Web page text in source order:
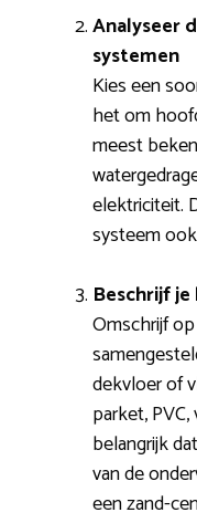
Analyseer
systemen
Kies een
het om
meest
elektriciteit.
systeem
Beschrijf
Omschrijf
dekvloer of
parket,
belangrijk
van de
een zand-